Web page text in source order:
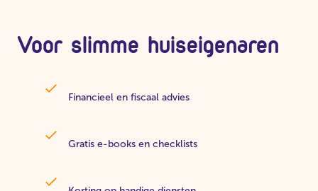
Voor slimme huiseigenaren
Financieel en fiscaal advies
Gratis e-books en checklists